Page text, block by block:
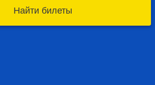
Найти билеты